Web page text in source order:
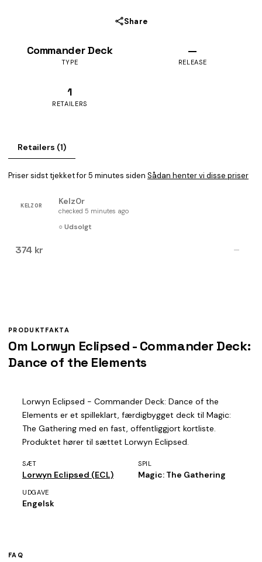
Share
Commander Deck
TYPE
—
RELEASE
1
RETAILERS
Retailers (1)
Priser sidst tjekket for 5 minutes siden Sådan henter vi disse priser
KELZ0R Kelz0r
checked 5 minutes ago
○ Udsolgt
374 kr —
PRODUKTFAKTA
Om Lorwyn Eclipsed - Commander Deck:
Dance of the Elements
Lorwyn Eclipsed - Commander Deck: Dance of the
Elements er et spilleklart, færdigbygget deck til Magic:
The Gathering med en fast, offentliggjort kortliste.
Produktet hører til sættet Lorwyn Eclipsed.
SÆT
Lorwyn Eclipsed (ECL)
SPIL
Magic: The Gathering
UDGAVE
Engelsk
FAQ